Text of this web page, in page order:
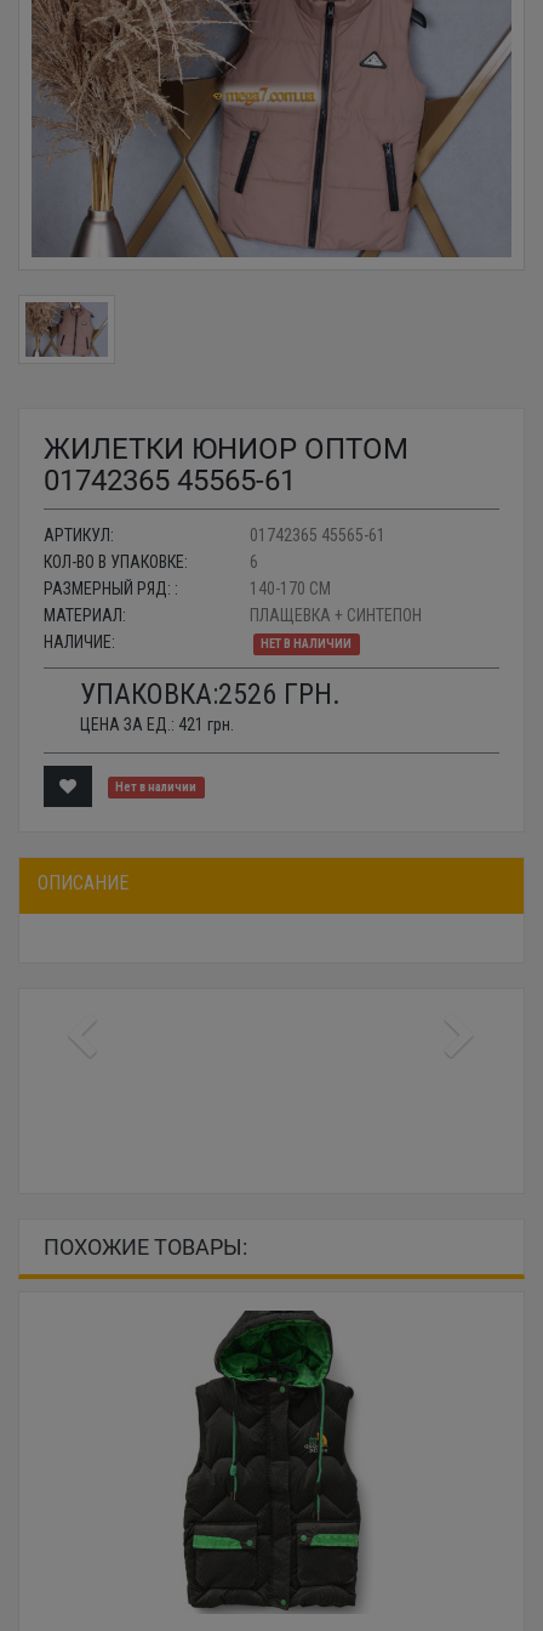
ЖИЛЕТКИ ЮНИОР ОПТОМ
01742365 45565-61
АРТИКУЛ:
01742365 45565-61
КОЛ-ВО В УПАКОВКЕ:
6
РАЗМЕРНЫЙ РЯД: :
140-170 СМ
МАТЕРИАЛ:
ПЛАЩЕВКА + СИНТЕПОН
НАЛИЧИЕ:
НЕТ В НАЛИЧИИ
УПАКОВКА:2526 ГРН.
ЦЕНА ЗА ЕД.: 421 грн.
Нет в наличии
ОПИСАНИЕ
ПОХОЖИЕ ТОВАРЫ: